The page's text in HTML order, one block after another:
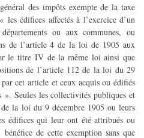
des impôts exempte de la taxe
édifices affectés à l’exercice d’un
ou aux communes, ou
de l’article 4 de la loi de 1905 aux
le titre IV de la même loi ainsi que
de l’article 112 de la loi du 29
cet article et ceux acquis ou édifiés
». Seules les collectivités publiques et
de la loi du 9 décembre 1905 ou leurs
édifices qui leur ont été attribués ou
de cette exemption sans que